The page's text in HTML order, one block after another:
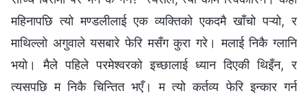
महिनापछि त्यो मण्डलीलाई एक व्यक्तिको एकदमै खाँचो पऱ्यो, र
माथिल्लो अगुवाले यसबारे फेरि मसँग कुरा गरे। मलाई निकै ग्लानि
भयो। मैले पहिले परमेश्‍वरको इच्छालाई ध्यान दिएकी थिइँन, र
त्यसपछि म निकै चिन्तित भएँ। म त्यो कर्तव्य फेरि इन्कार गर्न